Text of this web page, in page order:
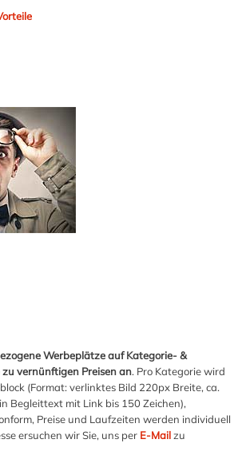
Werbeplätze auf Kategorie- &
vernünftigen Preisen an. Pro Kategorie wird
(Format: verlinktes Bild 220px Breite, ca.
Begleittext mit Link bis 150 Zeichen),
Preise und Laufzeiten werden individuell
ersuchen wir Sie, uns per E-Mailzu